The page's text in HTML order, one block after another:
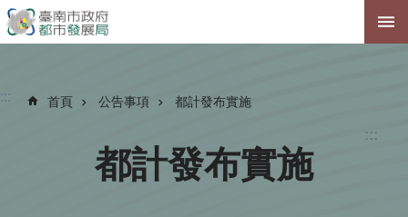
跳到主要內容區塊
:::
::: 首頁 公告事項 都計發布實施
都計發布實施